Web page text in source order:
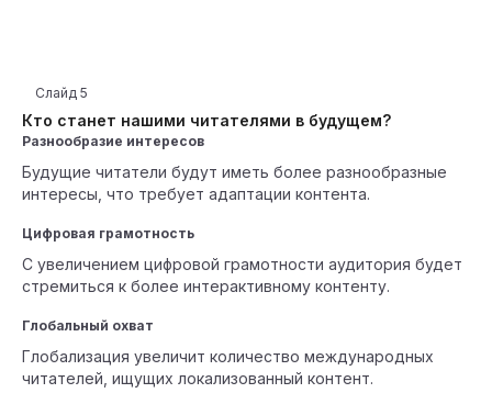
Кто станет нашими читателями в будущем?
Слайд 5
Разнообразие интересов
Будущие читатели будут иметь более разнообразные
интересы, что требует адаптации контента.
Цифровая грамотность
С увеличением цифровой грамотности аудитория будет
стремиться к более интерактивному контенту.
Глобальный охват
Глобализация увеличит количество международных
читателей, ищущих локализованный контент.